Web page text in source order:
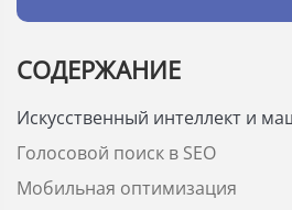
СОДЕРЖАНИЕ
Искусственный интеллект и
Голосовой поиск в SEO
Мобильная оптимизация